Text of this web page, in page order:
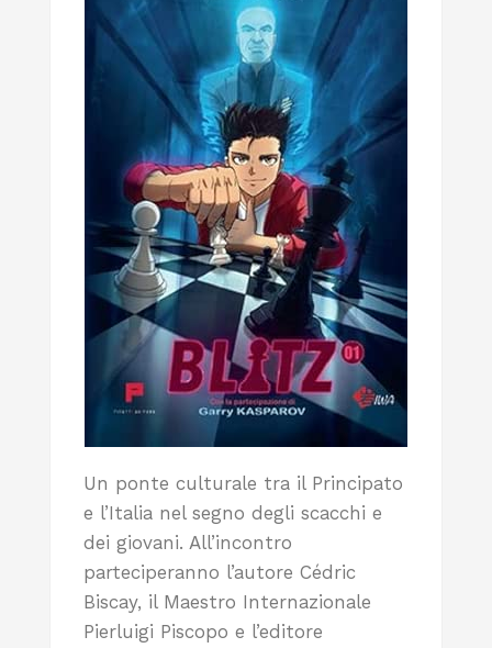
Un ponte culturale tra il Principato
e l’Italia nel segno degli scacchi e
dei giovani. All’incontro
parteciperanno l’autore Cédric
Biscay, il Maestro Internazionale
Pierluigi Piscopo e l’editore